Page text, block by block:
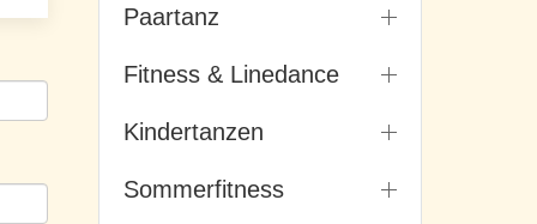
Paartanz
Fitness & Linedance
Kindertanzen
Sommerfitness